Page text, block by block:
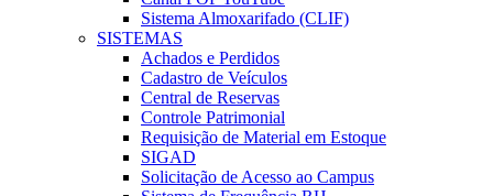
Sistema Almoxarifado (CLIF)
SISTEMAS
Achados e Perdidos
Cadastro de Veículos
Central de Reservas
Controle Patrimonial
Requisição de Material em Estoque
SIGAD
Solicitação de Acesso ao Campus